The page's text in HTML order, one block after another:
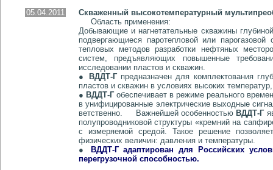
05.04.2011
Скваженный высокотемпературный
Область применения:
Добывающие и нагнетательные скважины
подвергающиеся паротепловой или
тепловых методов разработки нефтяных
систем, предъявляющих повышенные
исследовании пластов и скважин.
●
ВДДТ-Гпредназначен для комплектования
пластов и скважин в условиях высоких
● ВДДТ-Г обеспечивает в режиме реального
в унифицированные электрические выходные
вет­ствен­но. Важнейшей особенностью ВДДТ-Г
полу­про­вод­ни­ко­вой структуры «кремний на
с измеряемой средой. Такое решение
физических величин: давления и температуры.
●
ВДДТ-Г адаптирован для Российских
перегрузочной способностью.